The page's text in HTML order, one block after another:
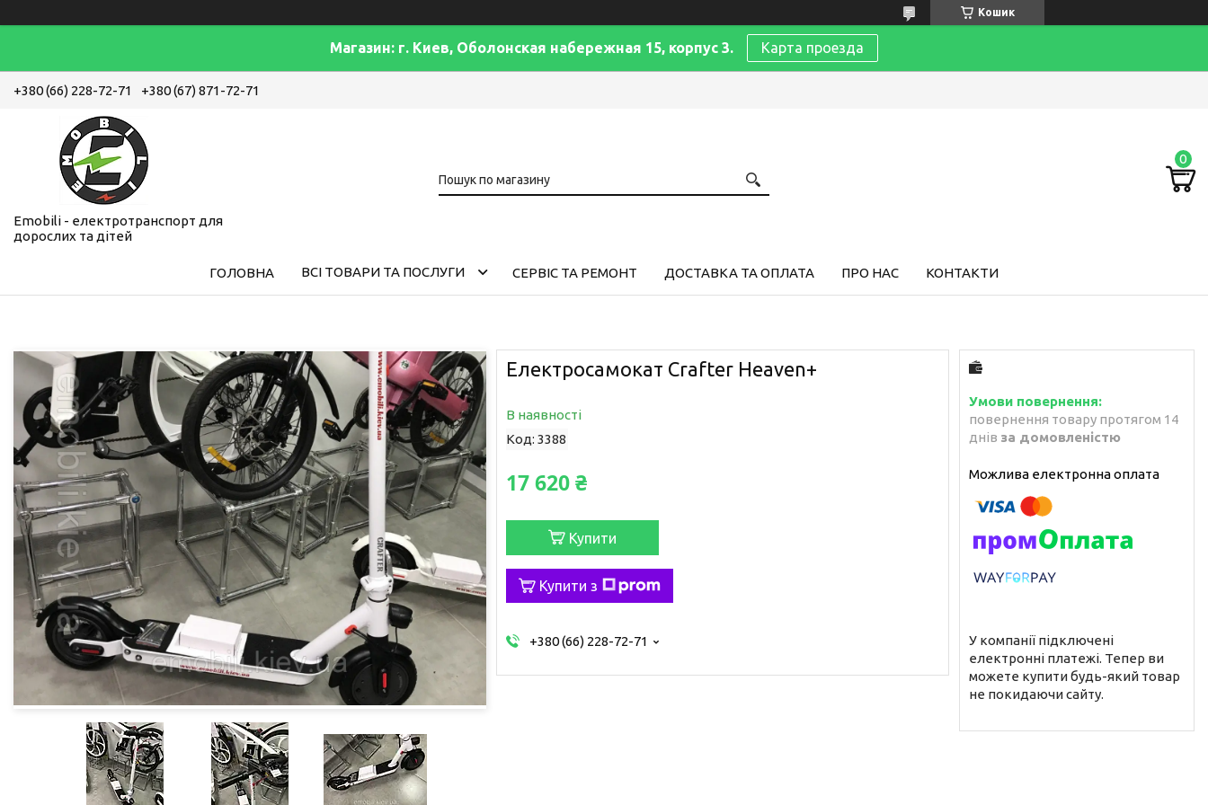
Кошик
Магазин: г. Киев, Оболонская набережная 15, корпус 3. Карта проезда
+380 (66) 228-72-71 +380 (67) 871-72-71
Emobili - електротранспорт для
дорослих та дітей
ГОЛОВНА ВСІ ТОВАРИ ТА ПОСЛУГИ СЕРВІС ТА РЕМОНТ ДОСТАВКА ТА ОПЛАТА ПРО НАС КОНТАКТИ
Електросамокат Crafter Heaven+
В наявності
Код: 3388
17 620 ₴
Купити
Купити з
+380 (66) 228-72-71
повернення товару протягом 14
днів за домовленістю
У компанії підключені
електронні платежі. Тепер ви
можете купити будь-який товар
не покидаючи сайту.